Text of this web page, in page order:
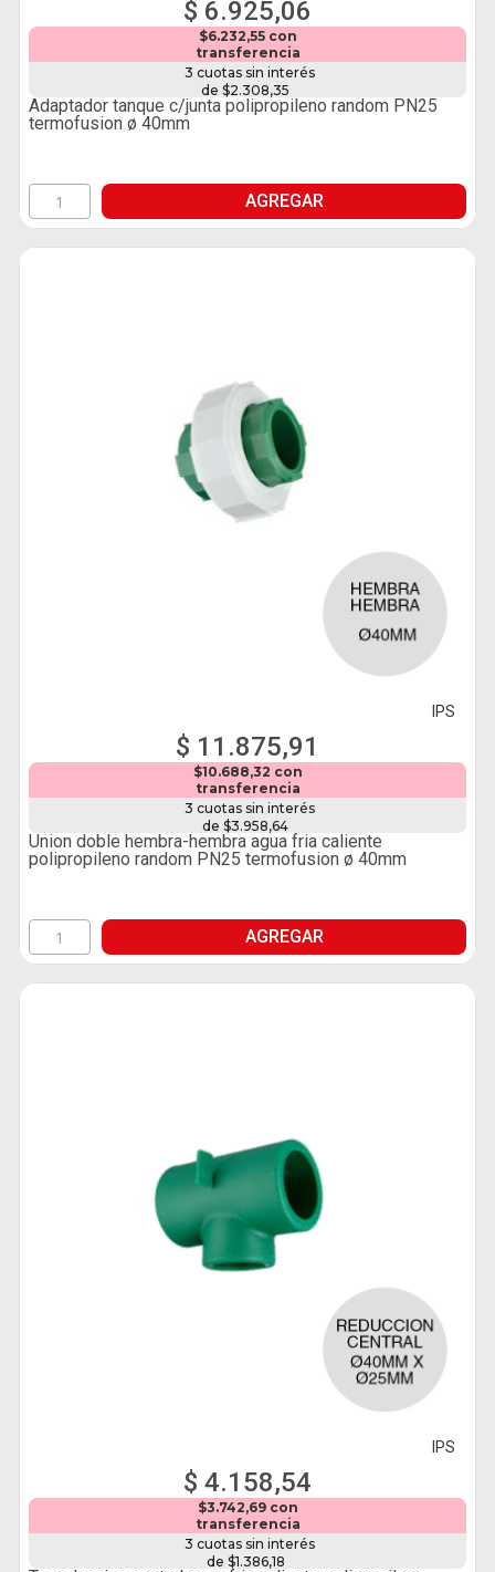
$ 6.925,06
$6.232,55 con
transferencia
3 cuotas sin interés
de $2.308,35
Adaptador tanque c/junta polipropileno random PN25
termofusion ø 40mm
AGREGAR
IPS
$ 11.875,91
$10.688,32 con
transferencia
3 cuotas sin interés
de $3.958,64
Union doble hembra-hembra agua fria caliente
polipropileno random PN25 termofusion ø 40mm
AGREGAR
IPS
$ 4.158,54
$3.742,69 con
transferencia
3 cuotas sin interés
de $1.386,18